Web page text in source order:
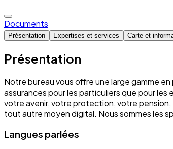
Documents
Présentation Expertises et services Carte et
Présentation
Notre bureau vous offre une large gamme
assurances pour les particuliers que pour
votre avenir, votre protection, votre
tout autre moyen digital. Nous sommes les
Langues parlées